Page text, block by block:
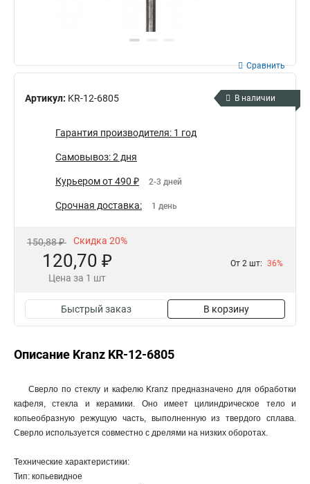
Артикул: KR-12-6805
Сравнить
В наличии
Гарантия производителя: 1 год
Самовывоз: 2 дня
Курьером от 490 ₽ 2-3 дней
Срочная доставка: 1 день
150,88 ₽ Скидка 20%
120,70 ₽
Цена за 1 шт
От 2 шт: 36%
Быстрый заказ В корзину
Описание Kranz KR-12-6805
Сверло по стеклу и кафелю Kranz предназначено для обработки
кафеля, стекла и керамики. Оно имеет цилиндрическое тело и
копьеобразную режущую часть, выполненную из твердого сплава.
Сверло используется совместно с дрелями на низких оборотах.
Технические характеристики:
Тип: копьевидное